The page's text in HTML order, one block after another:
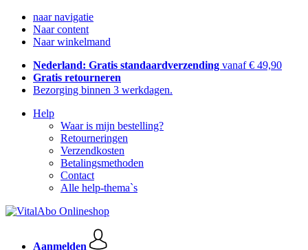
naar navigatie
Naar content
Naar winkelmand
Nederland: Gratis standaardverzending vanaf € 49,90
Gratis retourneren
Bezorging binnen 3 werkdagen.
Help
Waar is mijn bestelling?
Retourneringen
Verzendkosten
Betalingsmethoden
Contact
Alle help-thema`s
Aanmelden